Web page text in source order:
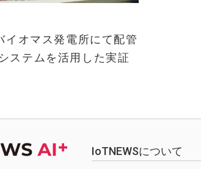
イオマス発電所にて配管
ステムを活用した実証
IoTNEWSについて